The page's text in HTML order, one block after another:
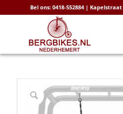
Bel ons: 0418-552884 |